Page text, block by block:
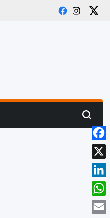
Facebook
Instagram
X
Search
X